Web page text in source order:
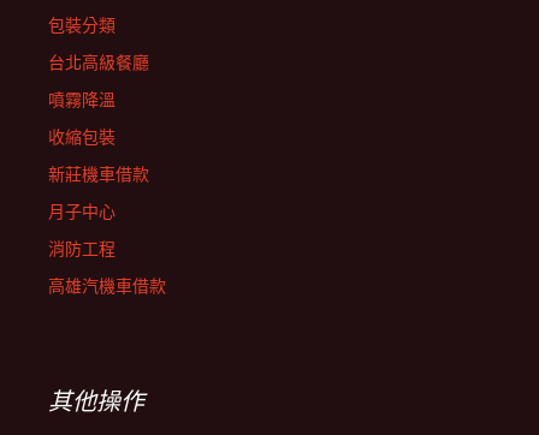
包裝分類
台北高級餐廳
噴霧降溫
收縮包裝
新莊機車借款
月子中心
消防工程
高雄汽機車借款
其他操作